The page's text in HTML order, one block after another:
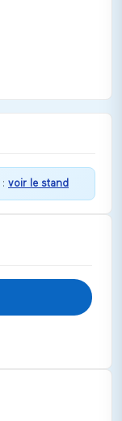
: voir le stand